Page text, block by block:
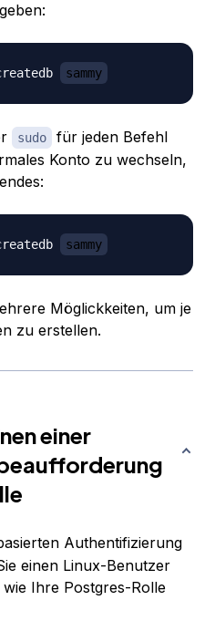
sammy
sudo
für jeden Befehl
Konto zu wechseln,
sammy
Möglickkeiten, um je
zu erstellen.
einer
Authentifizierung
einen Linux-Benutzer
Ihre Postgres-Rolle